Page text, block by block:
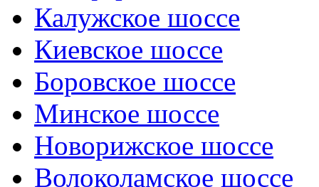
Калужское шоссе
Киевское шоссе
Боровское шоссе
Минское шоссе
Новорижское шоссе
Волоколамское шоссе